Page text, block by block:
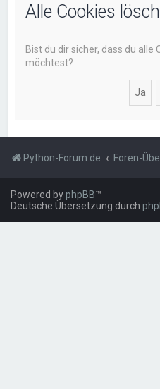
Alle Cookies
Bist du dir sicher, dass du alle
möchtest?
Python-Forum.de Foren-
Powered byphpBB™
Deutsche Übersetzung durch